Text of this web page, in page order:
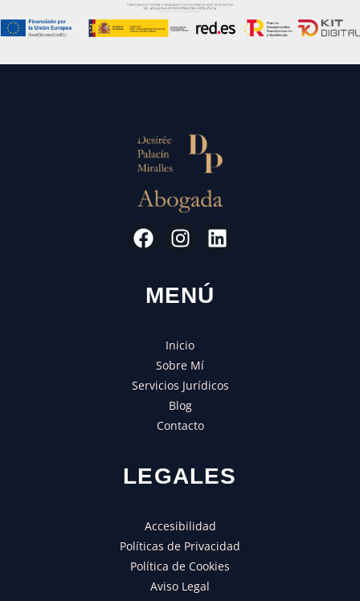
MENÚ
Inicio
Sobre Mí
Servicios Jurídicos
Blog
Contacto
LEGALES
Accesibilidad
Políticas de Privacidad
Política de Cookies
Aviso Legal